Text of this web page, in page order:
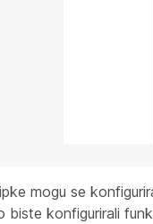
mogu se
biste konfigurirali